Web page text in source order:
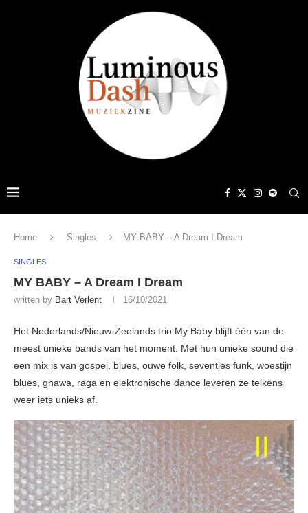
Home Singles MY BABY – A Dream I Dream
SINGLES
MY BABY – A Dream I Dream
written by Bart Verlent 16/10/2021
Het Nederlands/Nieuw-Zeelands trio My Baby blijft één van de
meest unieke bands van het moment. Met hun unieke sound die
een mix is van gospel, blues, ouwe folk, seventies funk, woestijn
blues, gnawa, raga en elektronische dance leveren ze telkens
weer iets unieks af.